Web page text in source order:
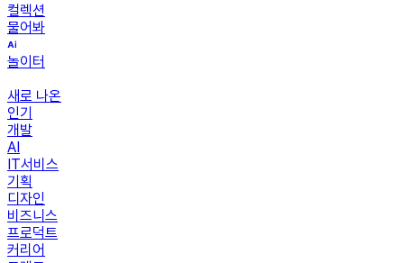
컬렉션
물어봐
놀이터
새로 나온
인기
개발
AI
IT서비스
기획
디자인
비즈니스
프로덕트
커리어